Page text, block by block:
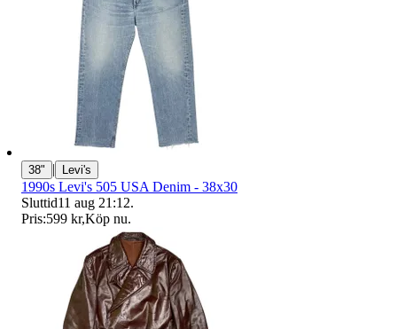
38" | Levi's
1990s Levi's 505 USA Denim - 38x30
Sluttid11 aug 21:12.
Pris:599 kr,Köp nu.